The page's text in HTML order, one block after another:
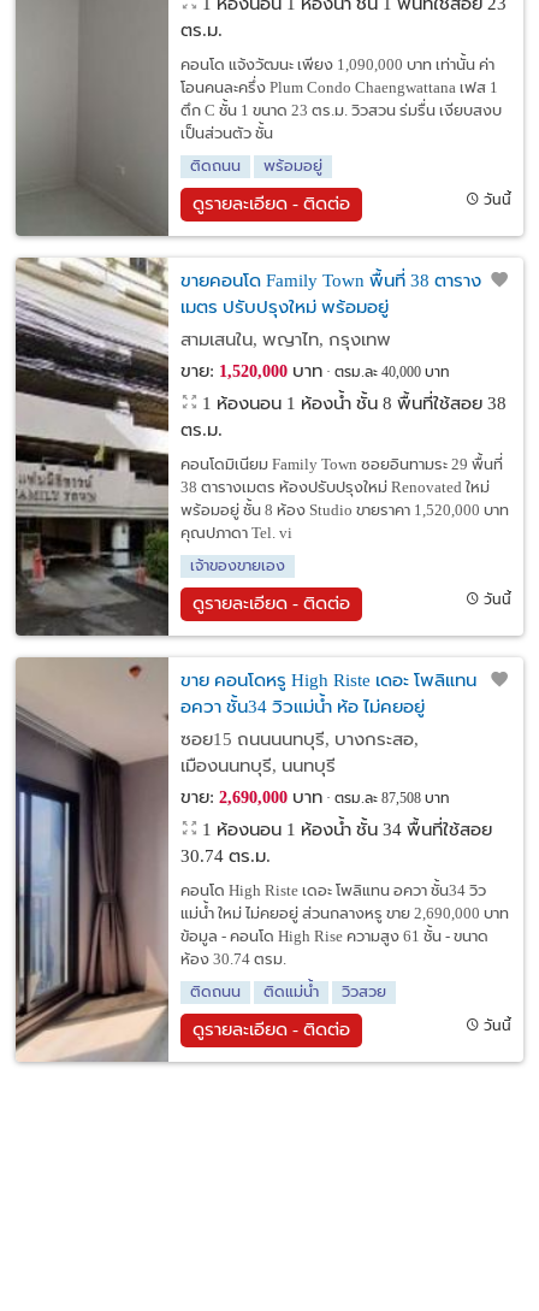
ตร.ม.
คอนโด แจ้งวัฒนะ เพียง 1,090,000 บาท เท่านั้น ค่า
โอนคนละครึ่ง Plum Condo Chaengwattana เฟส 1
ตึก C ชั้น 1 ขนาด 23 ตร.ม. วิวสวน ร่มรื่น เงียบสงบ
เป็นส่วนตัว ชั้น
ติดถนน
พร้อมอยู่
ดูรายละเอียด - ติดต่อ วันนี้
ขายคอนโด Family Town พื้นที่ 38 ตาราง
เมตร ปรับปรุงใหม่ พร้อมอยู่
สามเสนใน, พญาไท, กรุงเทพ
ขาย: 1,520,000บาท ตรม.ละ 40,000 บาท
1 ห้องนอน 1 ห้องน้ำ ชั้น 8 พื้นที่ใช้สอย 38
ตร.ม.
คอนโดมิเนียม Family Town ซอยอินทามระ 29 พื้นที่
38 ตารางเมตร ห้องปรับปรุงใหม่ Renovated ใหม่
พร้อมอยู่ ชั้น 8 ห้อง Studio ขายราคา 1,520,000 บาท
คุณปภาดา Tel. vi
เจ้าของขายเอง
ดูรายละเอียด - ติดต่อ วันนี้
ขาย คอนโดหรู High Riste เดอะ โพลิแทน
อควา ชั้น34 วิวแม่น้ำ ห้อ ไม่คยอยู่
ซอย15 ถนนนนทบุรี, บางกระสอ,
เมืองนนทบุรี, นนทบุรี
ขาย: 2,690,000บาท ตรม.ละ 87,508 บาท
1 ห้องนอน 1 ห้องน้ำ ชั้น 34 พื้นที่ใช้สอย
30.74 ตร.ม.
คอนโด High Riste เดอะ โพลิแทน อควา ชั้น34 วิว
แม่น้ำ ใหม่ ไม่คยอยู่ ส่วนกลางหรู ขาย 2,690,000 บาท
ข้อมูล - คอนโด High Rise ความสูง 61 ชั้น - ขนาด
ห้อง 30.74 ตรม.
ติดถนน
ติดแม่น้ำ วิวสวย
ดูรายละเอียด - ติดต่อ วันนี้